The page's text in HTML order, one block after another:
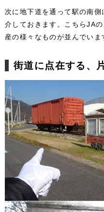
次に地下道を通って駅の南
介しておきます。こちらJA
産の様々なものが並んでい
街道に点在する、